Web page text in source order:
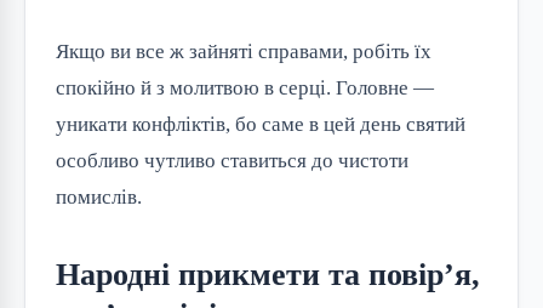
Якщо ви все ж зайняті справами, робіть їх
спокійно й з молитвою в серці. Головне —
уникати конфліктів, бо саме в цей день святий
особливо чутливо ставиться до чистоти
помислів.
Народні прикмети та повір’я,